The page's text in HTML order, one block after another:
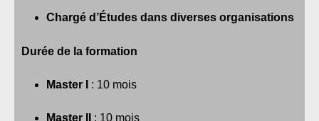
Chargé d’Études dans diverses organisations
Durée de la formation
Master I : 10 mois
Master II : 10 mois